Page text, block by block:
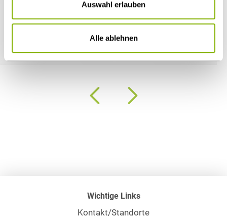
Auswahl erlauben
Alle ablehnen
HEUKING berät Håndverksgruppen bei
Wichtige Links
Kontakt/Standorte